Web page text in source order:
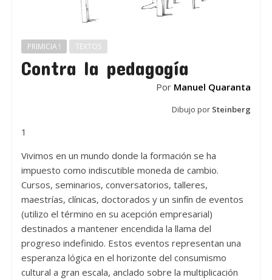
PRIMICIA ! TEXTOS
Contra la pedagogía
Por Manuel Quaranta
Dibujo por Steinberg
1
Vivimos en un mundo donde la formación se ha
impuesto como indiscutible moneda de cambio.
Cursos, seminarios, conversatorios, talleres,
maestrías, clínicas, doctorados y un sinfín de eventos
(utilizo el término en su acepción empresarial)
destinados a mantener encendida la llama del
progreso indefinido. Estos eventos representan una
esperanza lógica en el horizonte del consumismo
cultural a gran escala, anclado sobre la multiplicación